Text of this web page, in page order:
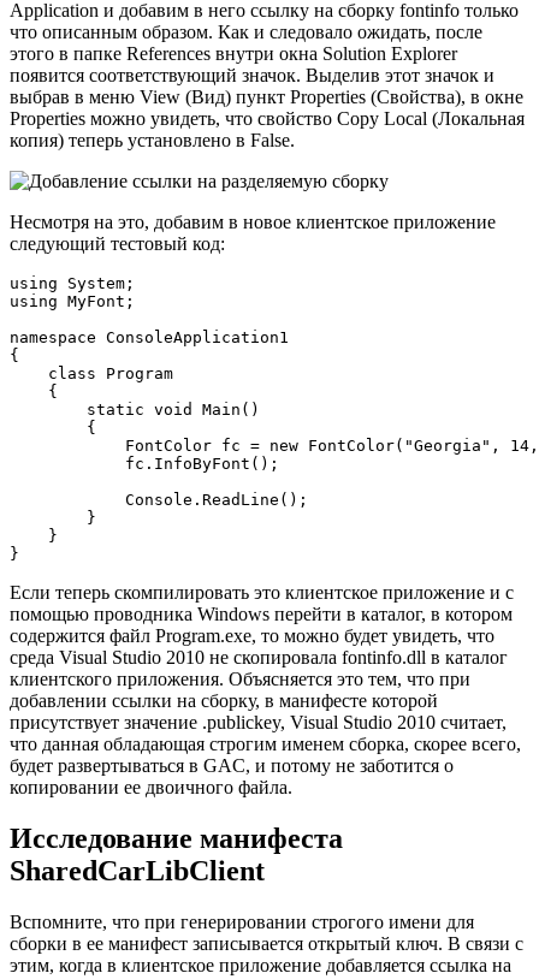
Application и добавим в него ссылку на сборку fontinfo только
что описанным образом. Как и следовало ожидать, после
этого в папке References внутри окна Solution Explorer
появится соответствующий значок. Выделив этот значок и
выбрав в меню View (Вид) пункт Properties (Свойства), в окне
Properties можно увидеть, что свойство Copy Local (Локальная
копия) теперь установлено в False.
Несмотря на это, добавим в новое клиентское приложение
следующий тестовый код:
using System;
using MyFont;
namespace ConsoleApplication1
{
    class Program
    {
        static void Main()
        {
FontColor fc = new FontColor("Georgia",
            fc.InfoByFont();
            Console.ReadLine();
        }
    }
}
Если теперь скомпилировать это клиентское приложение и с
помощью проводника Windows перейти в каталог, в котором
содержится файл Program.exe, то можно будет увидеть, что
среда Visual Studio 2010 не скопировала fontinfo.dll в каталог
клиентского приложения. Объясняется это тем, что при
добавлении ссылки на сборку, в манифесте которой
присутствует значение .publickey, Visual Studio 2010 считает,
что данная обладающая строгим именем сборка, скорее всего,
будет развертываться в GAC, и потому не заботится о
копировании ее двоичного файла.
Исследование манифеста
SharedCarLibClient
Вспомните, что при генерировании строгого имени для
сборки в ее манифест записывается открытый ключ. В связи с
этим, когда в клиентское приложение добавляется ссылка на